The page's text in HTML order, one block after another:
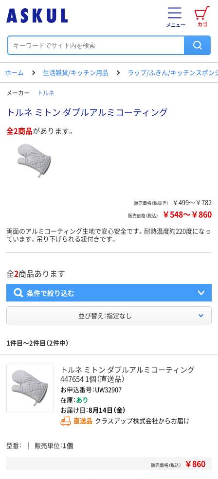
カゴ
メニュー
ホーム 生活雑貨/キッチン用品 ラップ/ふきん/キッチンスポン
メーカー トルネ
トルネ ミトン ダブルアルミコーティング
全2商品があります。
販売価格（税抜き） ￥499～￥782
販売価格（税込） ￥548～￥860
両面のアルミコーティング生地で安心安全です。耐熱温度約220度になっ
ています。吊り下げられる紐付きです。
全2商品あります
条件で絞り込む
並び替え：指定なし
1件目～2件目（2件中）
トルネ ミトン ダブルアルミコーティング
447654 1個（直送品）
お申込番号：UW32907
在庫：あり
お届け日：8月14日（金）
直送品 クラスアップ株式会社からお届け
型番 販売単位 1個
販売価格（税込） ￥860